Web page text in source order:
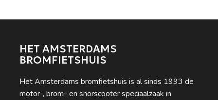
HET AMSTERDAMS
BROMFIETSHUIS
Het Amsterdams bromfietshuis is al sinds 1993 de
motor-, brom- en snorscooter speciaalzaak in